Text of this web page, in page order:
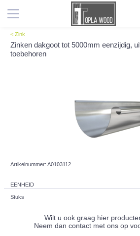
< Zink
Zinken dakgoot tot 5000mm eenzijdig,
toebehoren
Artikelnummer: A0103112
EENHEID
Stuks
Wilt u ook graag hier
Neem dan contact met ons op